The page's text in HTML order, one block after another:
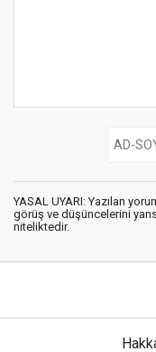
YASAL UYARI: Yazılan
görüş ve düşüncelerini
niteliktedir.